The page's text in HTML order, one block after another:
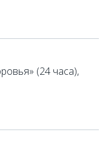
(24 часа),